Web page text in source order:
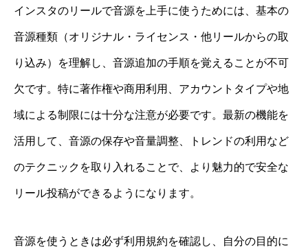
インスタのリールで音源を上手に使うためには、基本の
音源種類（オリジナル・ライセンス・他リールからの取
り込み）を理解し、音源追加の手順を覚えることが不可
欠です。特に著作権や商用利用、アカウントタイプや地
域による制限には十分な注意が必要です。最新の機能を
活用して、音源の保存や音量調整、トレンドの利用など
のテクニックを取り入れることで、より魅力的で安全な
リール投稿ができるようになります。
音源を使うときは必ず利用規約を確認し、自分の目的に